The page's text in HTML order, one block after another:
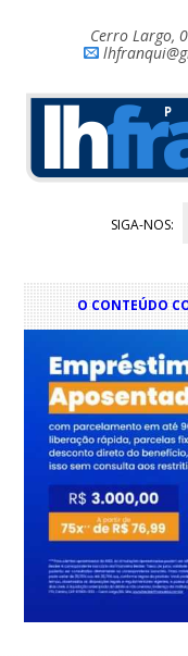
Cerro Largo,
SIGA-NOS:
O CONTEÚDO